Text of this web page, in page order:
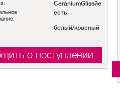
CeraniumGlissйe
есть
белый/красный
о поступлении